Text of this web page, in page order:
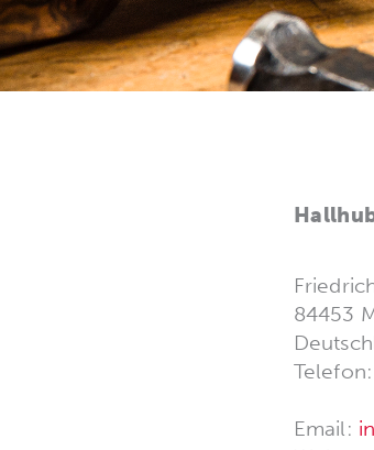
84453
Email: